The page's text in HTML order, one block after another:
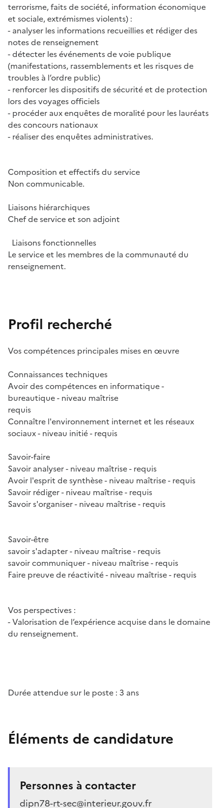
terrorisme, faits de société, information économique
et sociale, extrémismes violents) :
- analyser les informations recueillies et rédiger des
notes de renseignement
- détecter les événements de voie publique
(manifestations, rassemblements et les risques de
troubles à l’ordre public)
- renforcer les dispositifs de sécurité et de protection
lors des voyages officiels
- procéder aux enquêtes de moralité pour les lauréats
des concours nationaux
- réaliser des enquêtes administratives.
Composition et effectifs du service
Non communicable.
Liaisons hiérarchiques
Chef de service et son adjoint
Liaisons fonctionnelles
Le service et les membres de la communauté du
renseignement.
Profil recherché
Vos compétences principales mises en œuvre
Connaissances techniques
Avoir des compétences en informatique -
bureautique - niveau maîtrise
requis
Connaître l'environnement internet et les réseaux
sociaux - niveau initié - requis
Savoir-faire
Savoir analyser - niveau maîtrise - requis
Avoir l'esprit de synthèse - niveau maîtrise - requis
Savoir rédiger - niveau maîtrise - requis
Savoir s'organiser - niveau maîtrise - requis
Savoir-être
savoir s'adapter - niveau maîtrise - requis
savoir communiquer - niveau maîtrise - requis
Faire preuve de réactivité - niveau maîtrise - requis
Vos perspectives :
- Valorisation de l’expérience acquise dans le domaine
du renseignement.
Durée attendue sur le poste : 3 ans
Éléments de candidature
Personnes à contacter
dipn78-rt-sec@interieur.gouv.fr